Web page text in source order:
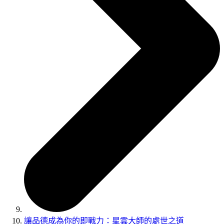
讓品德成為你的即戰力：星雲大師的處世之道